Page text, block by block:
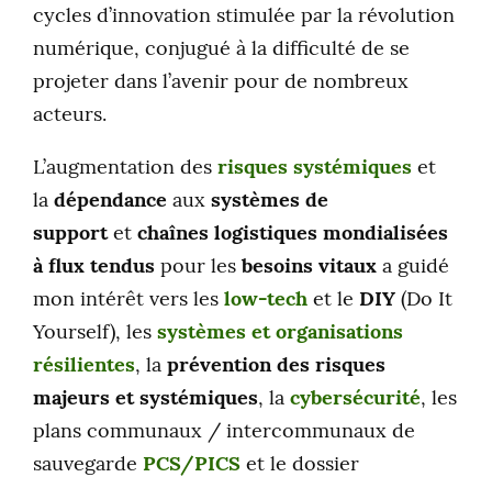
cycles d’innovation stimulée par la révolution
numérique, conjugué à la difficulté de se
projeter dans l’avenir pour de nombreux
acteurs.
L’augmentation desrisques systémiques et
la dépendance auxsystèmes de
supportetchaînes logistiques mondialisées
à flux tendus pour lesbesoins vitaux a guidé
mon intérêt vers leslow-tech et le DIY (Do It
Yourself), lessystèmes et organisations
résilientes, laprévention des risques
majeurs et systémiques, lacybersécurité, les
plans communaux / intercommunaux de
sauvegardePCS/PICS et le dossier